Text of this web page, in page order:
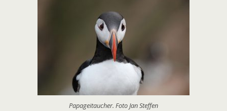
Papageitaucher. Foto Jan Steffen